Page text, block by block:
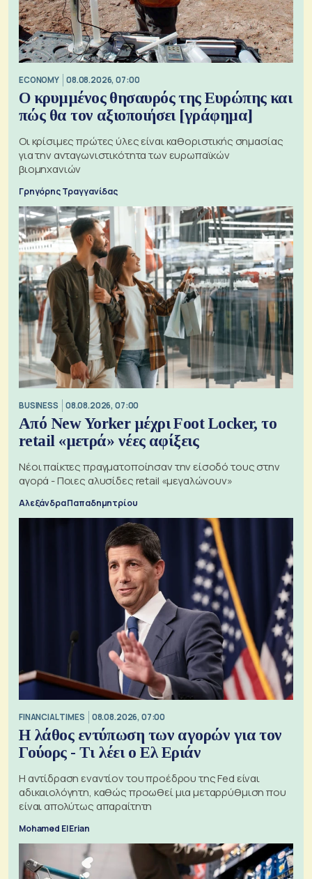
ECONOMY 08.08.2026, 07:00
Ο κρυμμένος θησαυρός της Ευρώπης και
πώς θα τον αξιοποιήσει [γράφημα]
Οι κρίσιμες πρώτες ύλες είναι καθοριστικής σημασίας
για την ανταγωνιστικότητα των ευρωπαϊκών
βιομηχανιών
Γρηγόρης Τραγγανίδας
BUSINESS 08.08.2026, 07:00
Από New Yorker μέχρι Foot Locker, το
retail «μετρά» νέες αφίξεις
Νέοι παίκτες πραγματοποίησαν την είσοδό τους στην
αγορά - Ποιες αλυσίδες retail «μεγαλώνουν»
Αλεξάνδρα Παπαδημητρίου
FINANCIAL TIMES 08.08.2026, 07:00
Η λάθος εντύπωση των αγορών για τον
Γούορς - Τι λέει ο Ελ Εριάν
Η αντίδραση εναντίον του προέδρου της Fed είναι
αδικαιολόγητη, καθώς προωθεί μια μεταρρύθμιση που
είναι απολύτως απαραίτητη
Mohamed El Erian